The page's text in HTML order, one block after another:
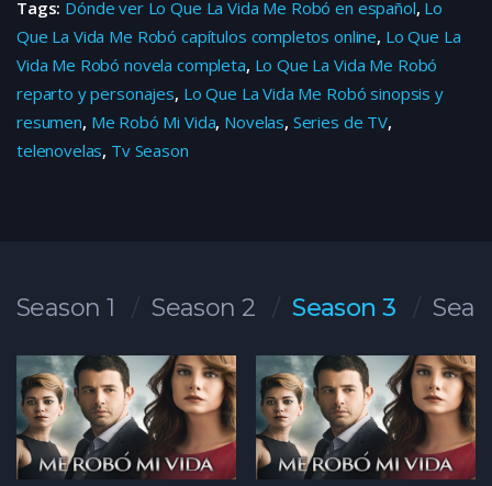
Tags: Dónde ver Lo Que La Vida Me Robó en español, Lo
Que La Vida Me Robó capítulos completos online, Lo Que La
Vida Me Robó novela completa, Lo Que La Vida Me Robó
reparto y personajes, Lo Que La Vida Me Robó sinopsis y
resumen, Me Robó Mi Vida, Novelas, Series de TV,
telenovelas, Tv Season
Season 1 Season 2 Season 3